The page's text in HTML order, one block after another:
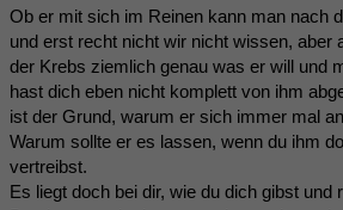
Ob er mit sich im Reinen kann man nach
und erst recht nicht wir nicht wissen, aber
der Krebs ziemlich genau was er will und
hast dich eben nicht komplett von ihm
ist der Grund, warum er sich immer mal
Warum sollte er es lassen, wenn du ihm
vertreibst.
Es liegt doch bei dir, wie du dich gibst und